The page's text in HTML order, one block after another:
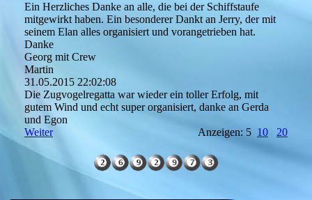
Ein Herzliches Danke an alle, die bei der Schiffstaufe
mitgewirkt haben. Ein besonderer Dankt an Jerry, der mit
seinem Elan alles organisiert und vorangetrieben hat.
Danke
Georg mit Crew
Martin
31.05.2015 22:02:08
Die Zugvogelregatta war wieder ein toller Erfolg, mit
gutem Wind und echt super organisiert, danke an Gerda
und Egon
Weiter
Anzeigen: 5 10 20